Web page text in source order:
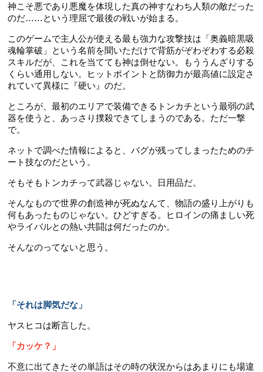
神こそ悪であり悪魔を体現した真の神すなわち人類の敵だった
のだ……という理屈で最後の戦いが始まる。
このゲームで主人公が使える最も強力な攻撃技は「奥義暗黒吸
魂輪掌破」という名前を聞いただけで背筋がぞわぞわする必殺
スキルだが、これを当てても神は倒せない。もううんざりする
くらい通用しない。ヒットポイントと防御力が最高値に設定さ
れていて異様に『硬い』のだ。
ところが、最初のエリアで装備できるトンカチという最弱の武
器を使うと、あっさり撲殺できてしまうのである。ただ一撃
で。
ネットで調べた情報によると、バグが残ってしまったためのチ
ート技なのだという。
そもそもトンカチって武器じゃない。日用品だ。
そんなもので世界の創造神が死ぬなんて、物語の盛り上がりも
何もあったものじゃない。ひどすぎる。ヒロインの痛ましい死
やライバルとの熱い共闘は何だったのか。
そんなのってないと思う。
「それは脚気だな」
ヤスヒコは断言した。
「カッケ？」
不意に出てきたその単語はその時の状況からはあまりにも場違